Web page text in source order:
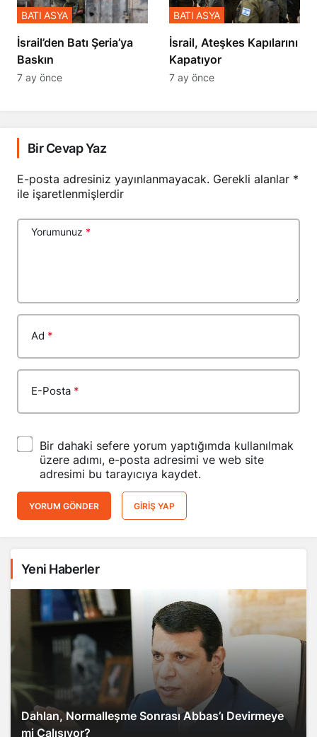
​​​​​​​İsrail’den Batı Şeria’ya
Baskın
BATI ASYA
7 ay önce
İsrail, Ateşkes Kapılarını
Kapatıyor
BATI ASYA
7 ay önce
Bir Cevap Yaz
E-posta adresiniz yayınlanmayacak. Gerekli alanlar *
ile işaretlenmişlerdir
Yorumunuz *
Ad *
E-Posta *
Bir dahaki sefere yorum yaptığımda kullanılmak
üzere adımı, e-posta adresimi ve web site
adresimi bu tarayıcıya kaydet.
YORUM GÖNDER GIRIŞ YAP
Yeni Haberler
Dahlan, Normalleşme Sonrası Abbas’ı Devirmeye
mi Çalışıyor?